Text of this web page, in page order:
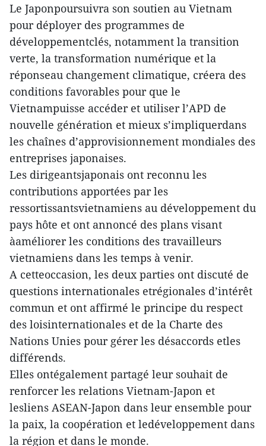
Le Japonpoursuivra son soutien au Vietnam
pour déployer des programmes de
développementclés, notamment la transition
verte, la transformation numérique et la
réponseau changement climatique, créera des
conditions favorables pour que le
Vietnampuisse accéder et utiliser l’APD de
nouvelle génération et mieux s’impliquerdans
les chaînes d’approvisionnement mondiales des
entreprises japonaises.
Les dirigeantsjaponais ont reconnu les
contributions apportées par les
ressortissantsvietnamiens au développement du
pays hôte et ont annoncé des plans visant
àaméliorer les conditions des travailleurs
vietnamiens dans les temps à venir.
A cetteoccasion, les deux parties ont discuté de
questions internationales etrégionales d’intérêt
commun et ont affirmé le principe du respect
des loisinternationales et de la Charte des
Nations Unies pour gérer les désaccords etles
différends.
Elles ontégalement partagé leur souhait de
renforcer les relations Vietnam-Japon et
lesliens ASEAN-Japon dans leur ensemble pour
la paix, la coopération et ledéveloppement dans
la région et dans le monde.